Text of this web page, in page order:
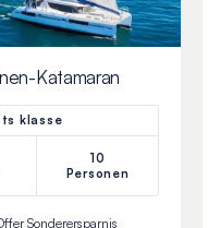
Katamaran
klasse
10
Personen
Sonderersparnis